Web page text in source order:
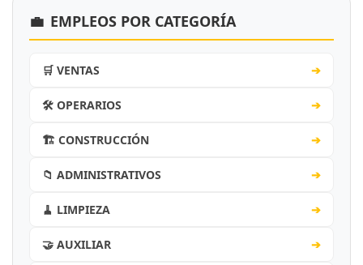
💼 EMPLEOS POR CATEGORÍA
🛒 VENTAS ➔
🛠️ OPERARIOS ➔
🏗️ CONSTRUCCIÓN ➔
📁 ADMINISTRATIVOS ➔
🧹 LIMPIEZA ➔
🤝 AUXILIAR ➔